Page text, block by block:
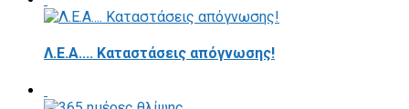
Λ.Ε.Α.... Καταστάσεις απόγνωσης!